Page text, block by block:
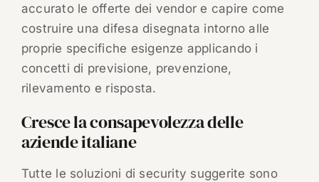
accurato le offerte dei vendor e capire come
costruire una difesa disegnata intorno alle
proprie specifiche esigenze applicando i
concetti di previsione, prevenzione,
rilevamento e risposta.
Cresce la consapevolezza delle
aziende italiane
Tutte le soluzioni di security suggerite sono